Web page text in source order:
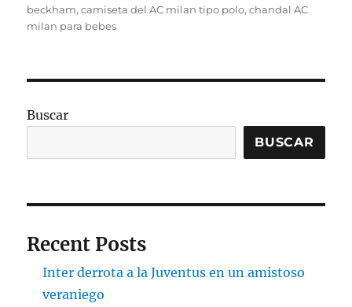
el
beckham,camiseta del AC milan tipo polo,chandal AC
milan para bebes
Buscar
BUSCAR
Recent Posts
Inter derrota a la Juventus en un amistoso
veraniego